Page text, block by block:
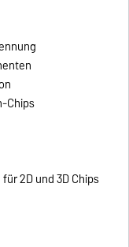
Chips
2D und 3D Chips